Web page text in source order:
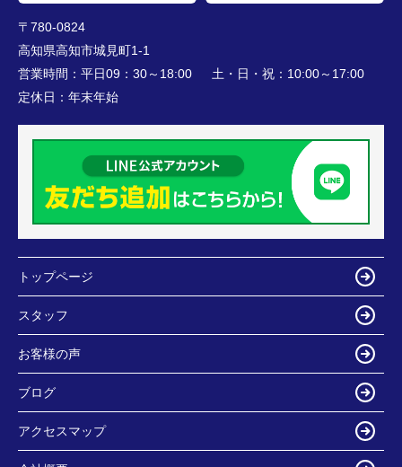
〒780-0824
高知県高知市城見町1-1
営業時間： 平日09：30～18:00 土・日・祝：10:00～17:00
定休日： 年末年始
トップページ
スタッフ
お客様の声
ブログ
アクセスマップ